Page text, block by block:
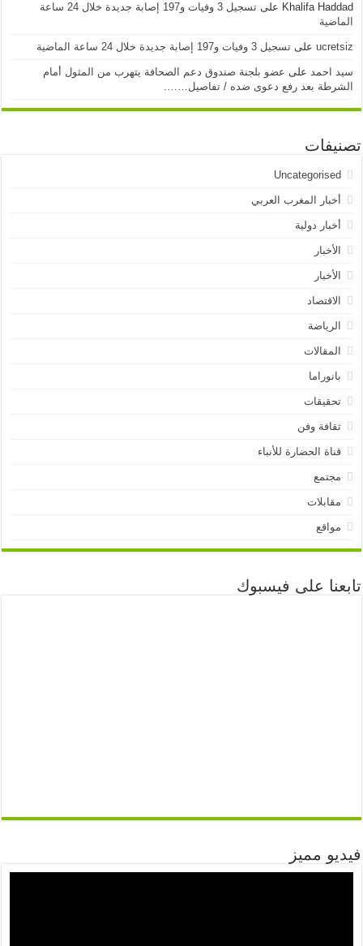
Khalifa Haddad على
تسجيل 3 وفيات و197 إصابة جديدة خلال 24 ساعة
الماضية
ucretsiz علىتسجيل 3 وفيات و197 إصابة جديدة خلال 24 ساعة الماضية
سيد احمد على عضو بلجنة صندوق دعم الصحافة يتهرب من المثول أمام
الشرطة بعد رفع دعوى ضده / تفاصيل…….
تصنيفات
Uncategorised
أخبار المغرب العربي
أخبار دولية
الأخبار
الأخبار
الاقتصاد
الرياضة
المقالات
بانوراما
تحقيقات
ثقافة وفن
قناة الحضارة للأنباء
مجتمع
مقابلات
مواقع
تابعنا على فيسبوك
فيديو مميز